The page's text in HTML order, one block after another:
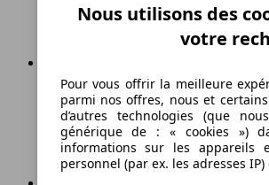
152 g/km
Émissions de CO2 (combinées)*
Nous utilisons des
votre
Pour vous offrir la meilleure
parmi nos offres, nous et
d’autres technologies (que
générique de : « cookies »)
informations sur les appareils
personnel (par ex. les adresses IP)